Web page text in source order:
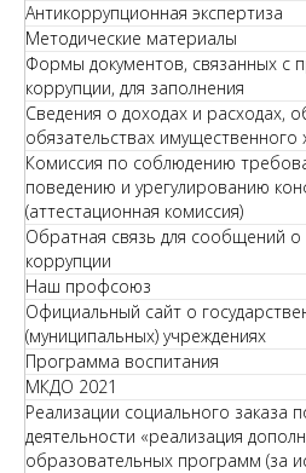
Антикоррупционная экспертиза
Методические материалы
Формы документов, связанных с
коррупции, для заполнения
Сведения о доходах и расходах,
обязательствах имущественного
Комиссия по соблюдению
поведению и урегулированию
(аттестационная комиссия)
Обратная связь для сообщений о
коррупции
Наш профсоюз
Официальный сайт о
(муниципальных) учреждениях
Программа воспитания
МКДО 2021
Реализации социального заказа
деятельности «реализация
образовательных программ (за